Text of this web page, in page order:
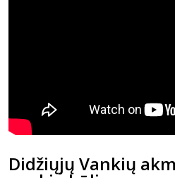
Didžiųjų Vankių